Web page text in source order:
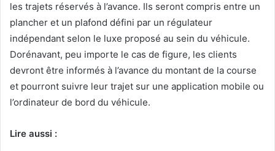
les trajets réservés à l’avance. Ils seront compris entre un
plancher et un plafond défini par un régulateur
indépendant selon le luxe proposé au sein du véhicule.
Dorénavant, peu importe le cas de figure, les clients
devront être informés à l’avance du montant de la course
et pourront suivre leur trajet sur une application mobile ou
l’ordinateur de bord du véhicule.
Lire aussi :